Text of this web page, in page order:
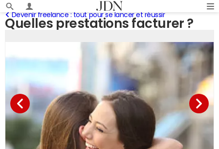
Quelles prestations facturer ?
Devenir freelance : tout pour se lancer et réussir